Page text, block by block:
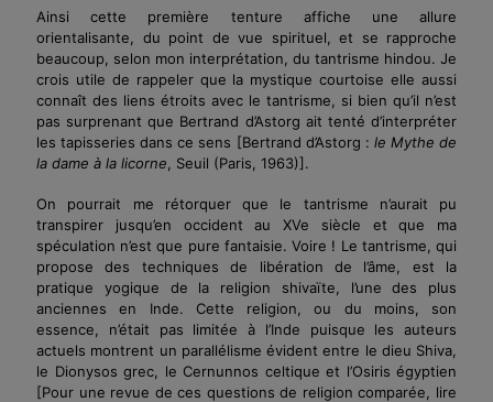
Ainsi cette première tenture affiche une allure
orientalisante, du point de vue spirituel, et se rapproche
beaucoup, selon mon interprétation, du tantrisme hindou. Je
crois utile de rappeler que la mystique courtoise elle aussi
connaît des liens étroits avec le tantrisme, si bien qu’il n’est
pas surprenant que Bertrand d’Astorg ait tenté d’interpréter
les tapisseries dans ce sens [Bertrand d’Astorg : le Mythe de
la dame à la licorne , Seuil (Paris, 1963)].
On pourrait me rétorquer que le tantrisme n’aurait pu
transpirer jusqu’en occident au XVe siècle et que ma
spéculation n’est que pure fantaisie. Voire ! Le tantrisme, qui
propose des techniques de libération de l’âme, est la
pratique yogique de la religion shivaïte , l’une des plus
anciennes en Inde. Cette religion, ou du moins, son
essence, n’était pas limitée à l’Inde puisque les auteurs
actuels montrent un parallélisme évident entre le dieu Shiva,
le Dionysos grec, le Cernunnos celtique et l’Osiris égyptien
[Pour une revue de ces questions de religion comparée, lire